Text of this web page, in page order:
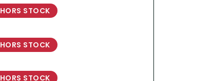
HORS STOCK
HORS STOCK
HORS STOCK